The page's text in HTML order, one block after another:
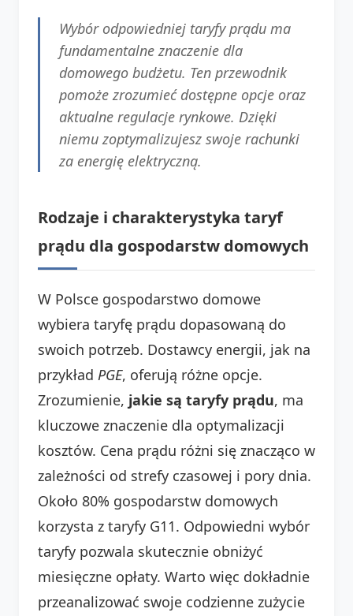
Wybór odpowiedniej taryfy prądu ma
fundamentalne znaczenie dla
domowego budżetu. Ten przewodnik
pomoże zrozumieć dostępne opcje oraz
aktualne regulacje rynkowe. Dzięki
niemu zoptymalizujesz swoje rachunki
za energię elektryczną.
Rodzaje i charakterystyka taryf
prądu dla gospodarstw domowych
W Polsce gospodarstwo domowe
wybiera taryfę prądu dopasowaną do
swoich potrzeb. Dostawcy energii, jak na
przykład PGE, oferują różne opcje.
Zrozumienie, jakie są taryfy prądu, ma
kluczowe znaczenie dla optymalizacji
kosztów. Cena prądu różni się znacząco w
zależności od strefy czasowej i pory dnia.
Około 80% gospodarstw domowych
korzysta z taryfy G11. Odpowiedni wybór
taryfy pozwala skutecznie obniżyć
miesięczne opłaty. Warto więc dokładnie
przeanalizować swoje codzienne zużycie